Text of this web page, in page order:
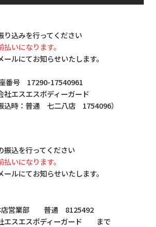
り込みを行ってください
いになります。
ルにてお知らせいたします。
番号 17290-17540961
エスエスボディーガード
込時：普通 七二八店 1754096）
振込を行ってください
いになります。
ルにてお知らせいたします。
営業部 普通 8125492
エスエスボディーガード まで